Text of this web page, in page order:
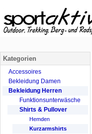
Kategorien
Accessoires
Bekleidung Damen
Bekleidung Herren
Funktionsunterwäsche
Shirts & Pullover
Hemden
Kurzarmshirts